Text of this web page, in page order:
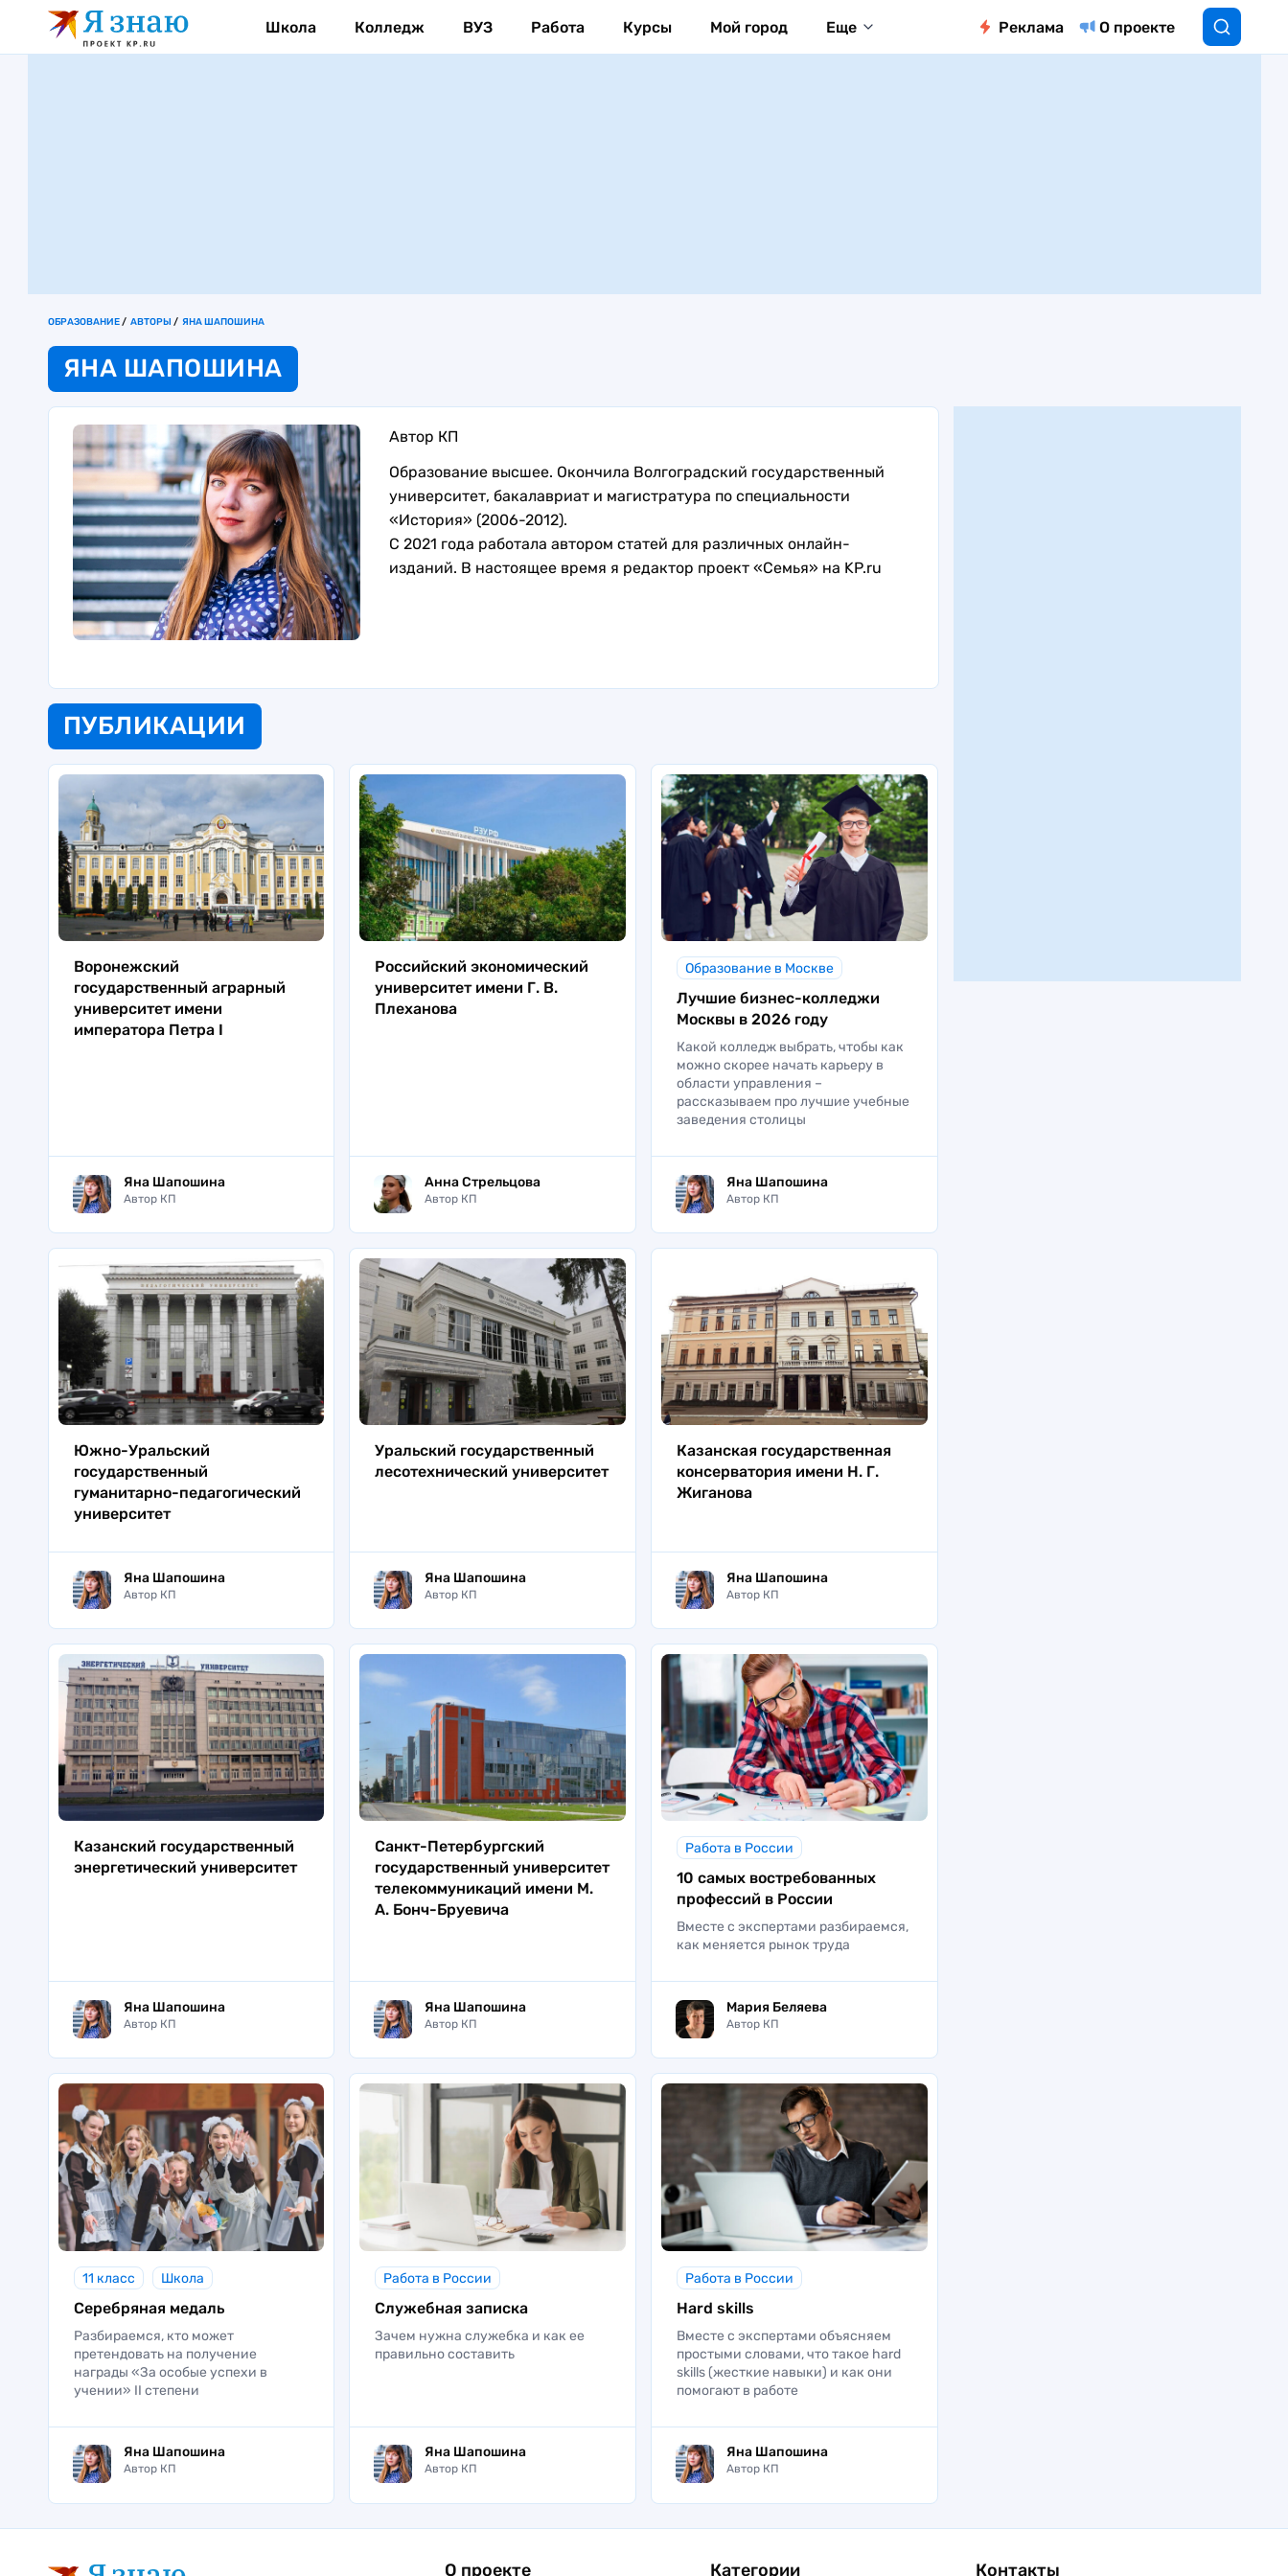
Школа Колледж ВУЗ Работа Курсы Мой город Еще Реклама О проекте
ОБРАЗОВАНИЕ АВТОРЫ ЯНА ШАПОШИНА
ЯНА ШАПОШИНА
Автор КП
Образование высшее. Окончила Волгоградский государственный
университет, бакалавриат и магистратура по специальности
«История» (2006-2012).
С 2021 года работала автором статей для различных онлайн-
изданий. В настоящее время я редактор проект «Семья» на KP.ru
ПУБЛИКАЦИИ
Воронежский
государственный аграрный
университет имени
императора Петра I
Яна Шапошина
Автор КП
Российский экономический
университет имени Г. В.
Плеханова
Анна Стрельцова
Автор КП
Образование в Москве
Лучшие бизнес-колледжи
Москвы в 2026 году
Какой колледж выбрать, чтобы как
можно скорее начать карьеру в
области управления –
рассказываем про лучшие учебные
заведения столицы
Яна Шапошина
Автор КП
Южно-Уральский
государственный
гуманитарно-педагогический
университет
Яна Шапошина
Автор КП
Уральский государственный
лесотехнический университет
Яна Шапошина
Автор КП
Казанская государственная
консерватория имени Н. Г.
Жиганова
Яна Шапошина
Автор КП
Казанский государственный
энергетический университет
Яна Шапошина
Автор КП
Санкт-Петербургский
государственный университет
телекоммуникаций имени М.
А. Бонч-Бруевича
Яна Шапошина
Автор КП
Работа в России
10 самых востребованных
профессий в России
Вместе с экспертами разбираемся,
как меняется рынок труда
Мария Беляева
Автор КП
11 класс Школа
Серебряная медаль
Разбираемся, кто может
претендовать на получение
награды «За особые успехи в
учении» II степени
Яна Шапошина
Автор КП
Работа в России
Служебная записка
Зачем нужна служебка и как ее
правильно составить
Яна Шапошина
Автор КП
Работа в России
Hard skills
Вместе с экспертами объясняем
простыми словами, что такое hard
skills (жесткие навыки) и как они
помогают в работе
Яна Шапошина
Автор КП
О проекте Категории Контакты